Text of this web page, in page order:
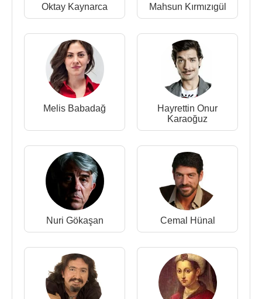
Filmi)
(Sinema Filmi)
2013 - Bensiz (Sinema Filmi)
2012 - Saba (Sinema Filmi)
2012 - Bir Zamanlar Osmanlı: Kıyam (Çeşmidil) (TV
2012 - 2013 - Benim İçin Üzülme (Bahar) (TV
2010 - Mahpeyker
Kösem Sultan(Mahfiruz)
(Sinema Filmi)
2010 - Gönülçelen (Nazar) (TV Dizisi)
2009 - Kasaba (Zehra) (TV Dizisi)
2009 - Kanımdaki Barut (Sinema Filmi)
2008 - Cin Geçidi (Bahar) (Sinema Filmi)
2006 - Selena (Eda) (TV Dizisi)
Oktay Kaynarca Mahsun Kırmızıgül
Melis Babadağ
Hayrettin Onur
Karaoğuz
Nuri Gökaşan Cemal Hünal